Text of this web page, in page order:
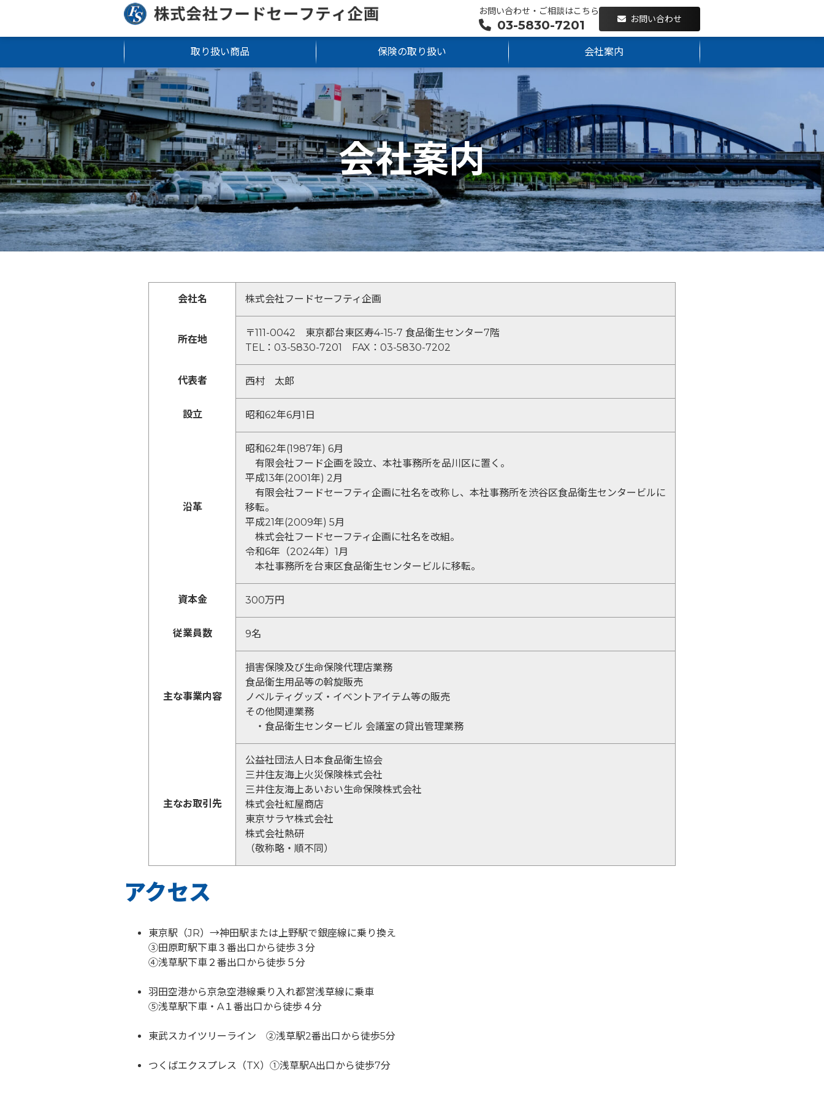
お問い合わせ・ご相談はこちら
03-5830-7201 お問い合わせ
取り扱い商品 保険の取り扱い 会社案内
会社案内
会社名 株式会社フードセーフティ企画
所在地
〒111-0042 東京都台東区寿4-15-7 食品衛生センター7階
TEL：03-5830-7201 FAX：03-5830-7202
代表者 西村 太郎
設立 昭和62年6月1日
沿革
昭和62年(1987年) 6月
有限会社フード企画を設立、本社事務所を品川区に置く。
平成13年(2001年) 2月
有限会社フードセーフティ企画に社名を改称し、本社事務所を渋谷区食品衛生センタービルに
移転。
平成21年(2009年) 5月
株式会社フードセーフティ企画に社名を改組。
令和6年（2024年）1月
本社事務所を台東区食品衛生センタービルに移転。
資本金 300万円
従業員数 9名
主な事業内容
損害保険及び生命保険代理店業務
食品衛生用品等の斡旋販売
ノベルティグッズ・イベントアイテム等の販売
その他関連業務
・食品衛生センタービル 会議室の貸出管理業務
主なお取引先
公益社団法人日本食品衛生協会
三井住友海上火災保険株式会社
三井住友海上あいおい生命保険株式会社
株式会社紅屋商店
東京サラヤ株式会社
株式会社熱研
（敬称略・順不同）
アクセス
東京駅（JR）→神田駅または上野駅で銀座線に乗り換え
③田原町駅下車３番出口から徒歩３分
④浅草駅下車２番出口から徒歩５分
羽田空港から京急空港線乗り入れ都営浅草線に乗車
⑤浅草駅下車・A１番出口から徒歩４分
東武スカイツリーライン ②浅草駅2番出口から徒歩5分
つくばエクスプレス（TX）①浅草駅A出口から徒歩7分